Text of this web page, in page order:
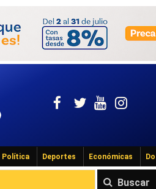
Política Deportes Económicas
Buscar